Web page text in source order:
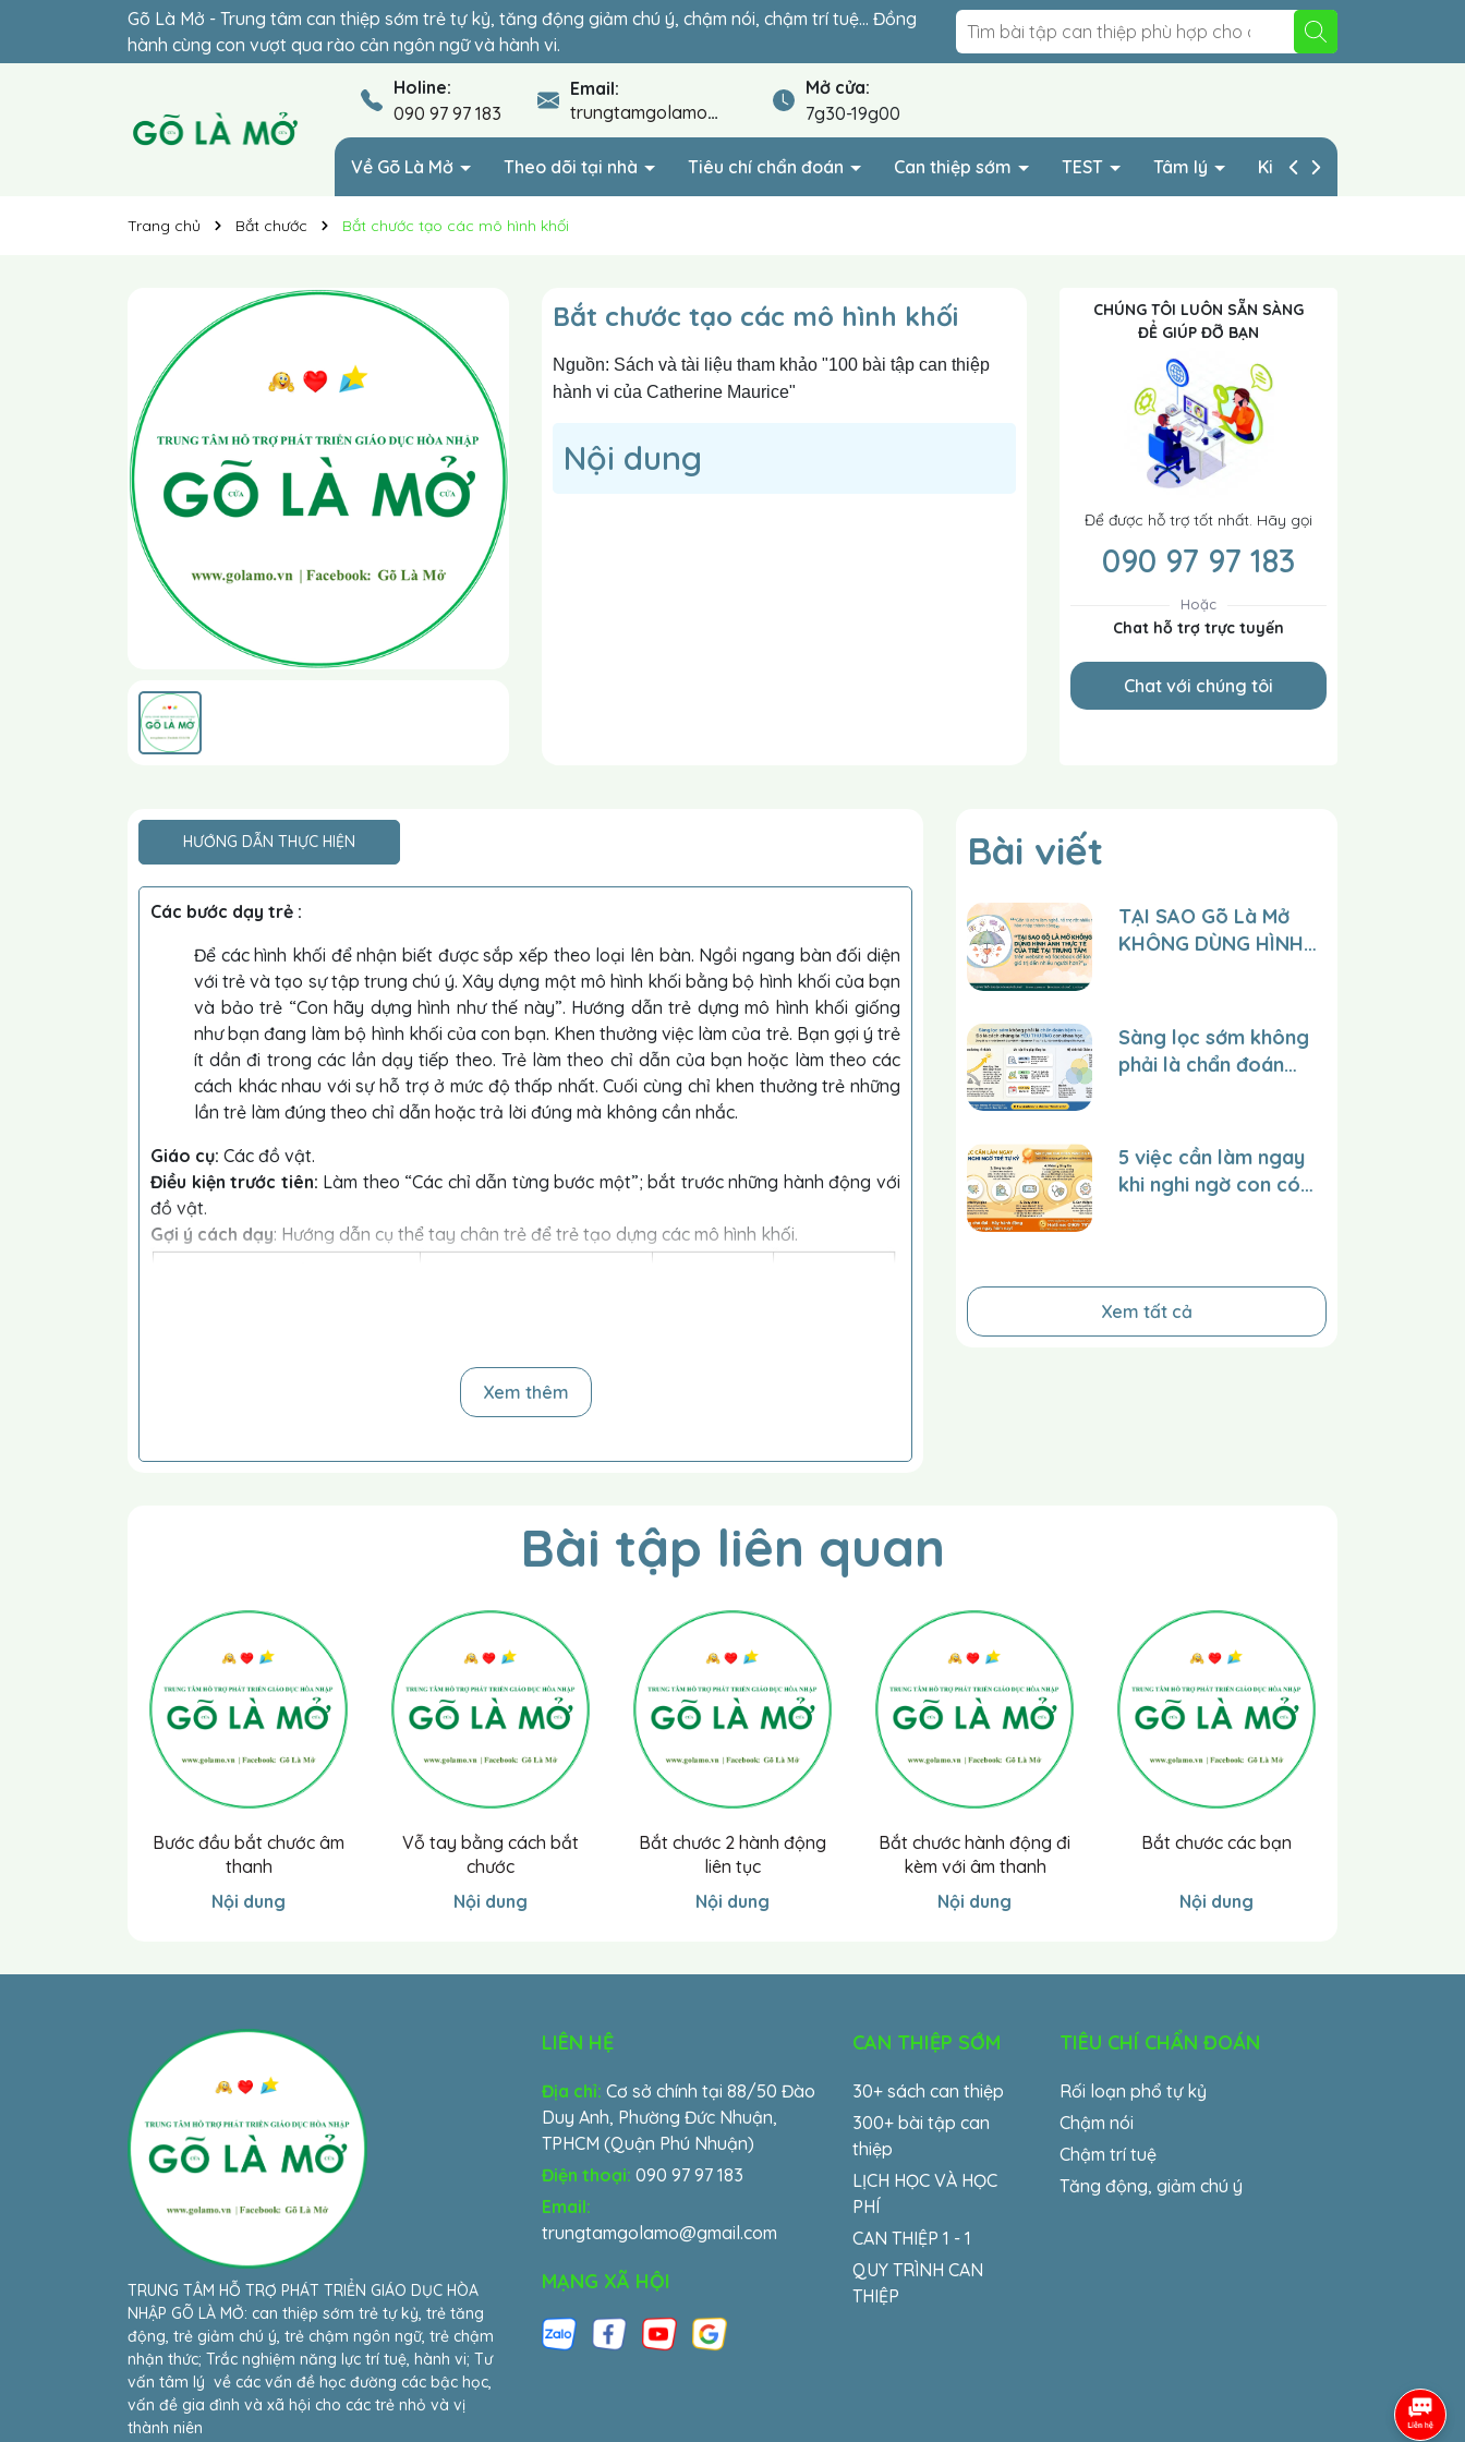
Gõ Là Mở - Trung tâm can thiệp sớm trẻ tự kỷ, tăng động giảm chú ý, chậm nói, chậm trí tuệ… Đồng
hành cùng con vượt qua rào cản ngôn ngữ và hành vi.
Đừng để lỡ thời điểm vàng (2-6 tuổi) – giai đoạn quyết định sự hòa nhập của con. Lộ trình cá nhân
hóa 1-1 phù hợp giúp trẻ hòa nhập vững chắc.
Holine:
090 97 97 183
Email:
trungtamgolamo@gmail.com
Mở cửa:
7g30-19g00
Về Gõ Là Mở Theo dõi tại nhà Tiêu chí chẩn đoán Can thiệp sớm TEST Tâm lý Kinh nghiệp HAY
Trang chủ Bắt chước Bắt chước tạo các mô hình khối
Bắt chước tạo các mô hình khối
Nguồn: Sách và tài liệu tham khảo "100 bài tập can thiệp
hành vi của Catherine Maurice"
Nội dung
CHÚNG TÔI LUÔN SẴN SÀNG
ĐỂ GIÚP ĐỠ BẠN
Để được hỗ trợ tốt nhất. Hãy gọi
090 97 97 183
Hoặc
Chat hỗ trợ trực tuyến
Chat với chúng tôi
HƯỚNG DẪN THỰC HIỆN
Các bước dạy trẻ :
Để các hình khối để nhận biết được sắp xếp theo loại lên bàn. Ngồi ngang bàn đối diện
với trẻ và tạo sự tập trung chú ý. Xây dựng một mô hình khối bằng bộ hình khối của bạn
và bảo trẻ “Con hãy dựng hình như thế này”. Hướng dẫn trẻ dựng mô hình khối giống
như bạn đang làm bộ hình khối của con bạn. Khen thưởng việc làm của trẻ. Bạn gợi ý trẻ
ít dần đi trong các lần dạy tiếp theo. Trẻ làm theo chỉ dẫn của bạn hoặc làm theo các
cách khác nhau với sự hỗ trợ ở mức độ thấp nhất. Cuối cùng chỉ khen thưởng trẻ những
lần trẻ làm đúng theo chỉ dẫn hoặc trả lời đúng mà không cần nhắc.
Giáo cụ: Các đồ vật.
Điều kiện trước tiên: Làm theo “Các chỉ dẫn từng bước một”; bắt trước những hành động với
đồ vật.
Gợi ý cách dạy: Hướng dẫn cụ thể tay chân trẻ để trẻ tạo dựng các mô hình khối.
: xếp bằng 1 khối, 2 khối, 3 khối, 4 khối, 5 khối ...
Trước hết hãy dạy xếp hạng một hình khối . Ví dụ: Để 5 hình khối lên bàn ở bên
hình khối của bạn để ra giữa bàn và hướng dẫn trẻ cũng lấy ra một hình khối giống như bộ
hình khối của trẻ và đặt nó vào trước hình khối của bạn. Nhắc lại bước làm này cho một hình
khối, để hình khối của bạn vào các vị trí khác nhau để xây dựng một mô hình. Khi độ chính xác
của con bạn tốt lên, làm lại bước này với 2 hình khối và thêm nữa. Cuối cùng dạy con bạn tạo
mô hình khối giống như của bạn mà không cần nhìn bạn làm như thế nào (ví dụ: Bạn tạo mô
hình đằng sau một tờ giấy, bỏ tờ giấy ra và con bạn có thể nhìn thấy mô hình đó, và nói “Con
hãy dựng mô hình này đi”, hay “Con hãy xếp hình ngôi nhà này đi”).
Giải thích cách đánh giá
khả năng tiếp thu của trẻ: Đánh dấu “+” vào ô số:
Nếu trẻ trả lời thực hiện đúng mà không cần nhắc.
Nếu trẻ trả lời thực hiện đúng do sự hỗ trợ và nhắc nhở củ cô giáo.
Nếu trẻ không trả lời / thực hiện được kể cả có sự hỗ trợ và nhắc nhở của cô giáo
Xem thêm
Bài viết
TẠI SAO Gõ Là Mở
KHÔNG DÙNG HÌNH
trên website và
facebook để lan tỏa
giá trị đến nhiều
Sàng lọc sớm không
phải là chẩn đoán
THƯƠNG con một
cách khoa học.
5 việc cần làm ngay
khi nghi ngờ con có
Xem tất cả
Bài tập liên quan
Bước đầu bắt chước âm
thanh
Nội dung
Vỗ tay bằng cách bắt
chước
Nội dung
Bắt chước 2 hành động
liên tục
Nội dung
Bắt chước hành động đi
kèm với âm thanh
Nội dung
Bắt chước các bạn
Nội dung
TRUNG TÂM HỖ TRỢ PHÁT TRIỂN GIÁO DỤC HÒA
NHẬP GÕ LÀ MỞ: can thiệp sớm trẻ tự kỷ, trẻ tăng
động, trẻ giảm chú ý, trẻ chậm ngôn ngữ, trẻ chậm
nhận thức; Trắc nghiệm năng lực trí tuệ, hành vi; Tư
vấn tâm lý về các vấn đề học đường các bậc học,
vấn đề gia đình và xã hội cho các trẻ nhỏ và vị
thành niên
LIÊN HỆ
Địa chỉ: Cơ sở chính tại 88/50 Đào
Duy Anh, Phường Đức Nhuận,
TPHCM (Quận Phú Nhuận)
Điện thoại: 090 97 97 183
Email:
trungtamgolamo@gmail.com
MẠNG XÃ HỘI
CAN THIỆP SỚM
30+ sách can thiệp
300+ bài tập can
thiệp
LỊCH HỌC VÀ HỌC
PHÍ
CAN THIỆP 1 - 1
QUY TRÌNH CAN
THIỆP
TIÊU CHÍ CHẨN ĐOÁN
Rối loạn phổ tự kỷ
Chậm nói
Chậm trí tuệ
Tăng động, giảm chú ý